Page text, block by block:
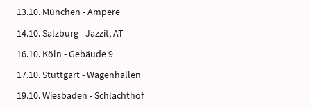
13.10. München - Ampere
14.10. Salzburg - Jazzit, AT
16.10. Köln - Gebäude 9
17.10. Stuttgart - Wagenhallen
19.10. Wiesbaden - Schlachthof